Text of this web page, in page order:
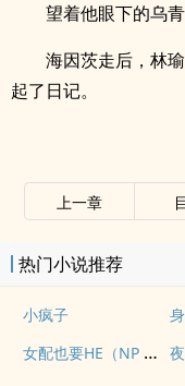
望着他眼下的乌
海因茨走后，林
起了日记。
上一章
热门小说推荐
小疯子
女配也要HE（NP 快穿）